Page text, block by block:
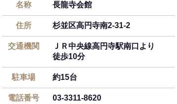
名称 長龍寺会館
住所 杉並区高円寺南2-31-2
交通機関
ＪＲ中央線高円寺駅南口より
徒歩10分
駐車場 約15台
電話番号 03-3311-8620